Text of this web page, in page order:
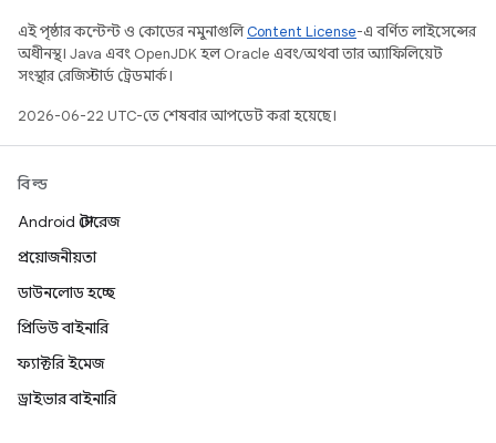
এই পৃষ্ঠার কন্টেন্ট ও কোডের নমুনাগুলিContent License-এ বর্ণিত লাইসেন্সের
অধীনস্থ। Java এবং OpenJDK হল Oracle এবং/অথবা তার অ্যাফিলিয়েট
সংস্থার রেজিস্টার্ড ট্রেডমার্ক।
2026-06-22 UTC-তে শেষবার আপডেট করা হয়েছে।
বিল্ড
Android স্টোরেজ
প্রয়োজনীয়তা
ডাউনলোড হচ্ছে
প্রিভিউ বাইনারি
ফ্যাক্টরি ইমেজ
ড্রাইভার বাইনারি